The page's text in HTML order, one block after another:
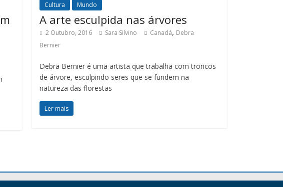
Cultura Mundo
A arte esculpida nas árvores
2 Outubro, 2016 Sara Silvino Canadá, Debra
Bernier
Debra Bernier é uma artista que trabalha com troncos
de árvore, esculpindo seres que se fundem na
natureza das florestas
Ler mais